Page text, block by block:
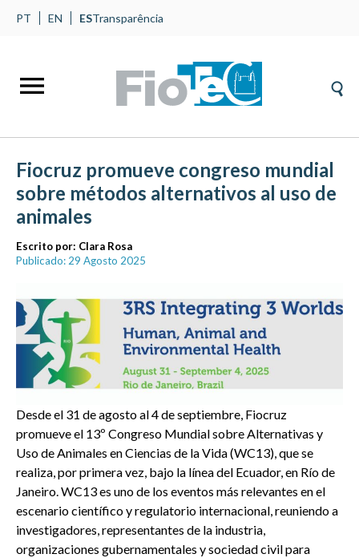
PT EN ESTransparência
Fiocruz promueve congreso mundial
sobre métodos alternativos al uso de
animales
Escrito por: Clara Rosa
Publicado: 29 Agosto 2025
Desde el 31 de agosto al 4 de septiembre, Fiocruz
promueve el 13º Congreso Mundial sobre Alternativas y
Uso de Animales en Ciencias de la Vida (WC13), que se
realiza, por primera vez, bajo la línea del Ecuador, en Río de
Janeiro. WC13 es uno de los eventos más relevantes en el
escenario científico y regulatorio internacional, reuniendo a
investigadores, representantes de la industria,
organizaciones gubernamentales y sociedad civil para